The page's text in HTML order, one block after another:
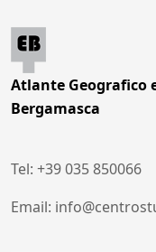
Atlante Geografico
Bergamasca
Tel: +39 035 850066
Email: